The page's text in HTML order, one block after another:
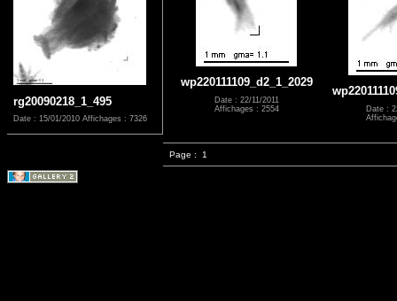
rg20090218_1_495
Date : 15/01/2010 Affichages : 7326
wp220111109_d2_1_2029
Date : 22/11/2011
Affichages : 2554
Date :
Page : 1